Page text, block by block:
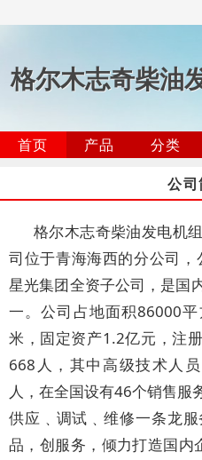
格尔木志奇柴油
首页 产品 分类
公司
格尔木志奇柴油发电机
司位于青海海西的分公司
星光集团全资子公司，是国
一。公司占地面积86000
米，固定资产1.2亿元，注
668人，其中高级技术人
人，在全国设有46个销售服
供应﹑调试﹑维修一条龙
品，创服务，倾力打造国内